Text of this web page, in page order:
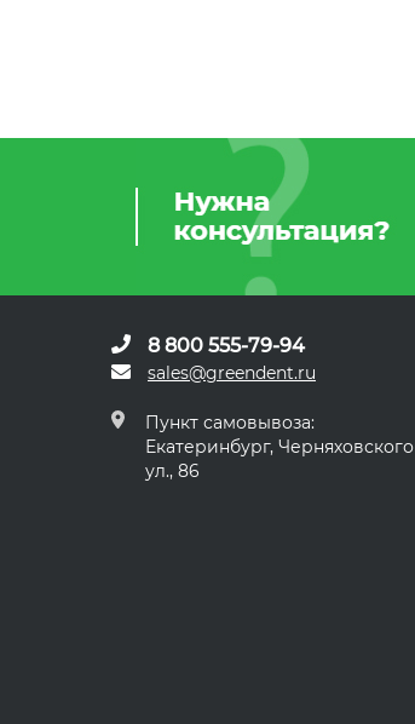
8 800 555-79-94
sales@greendent.ru
Пункт самовывоза:
Екатеринбург, Черняховского
ул., 86